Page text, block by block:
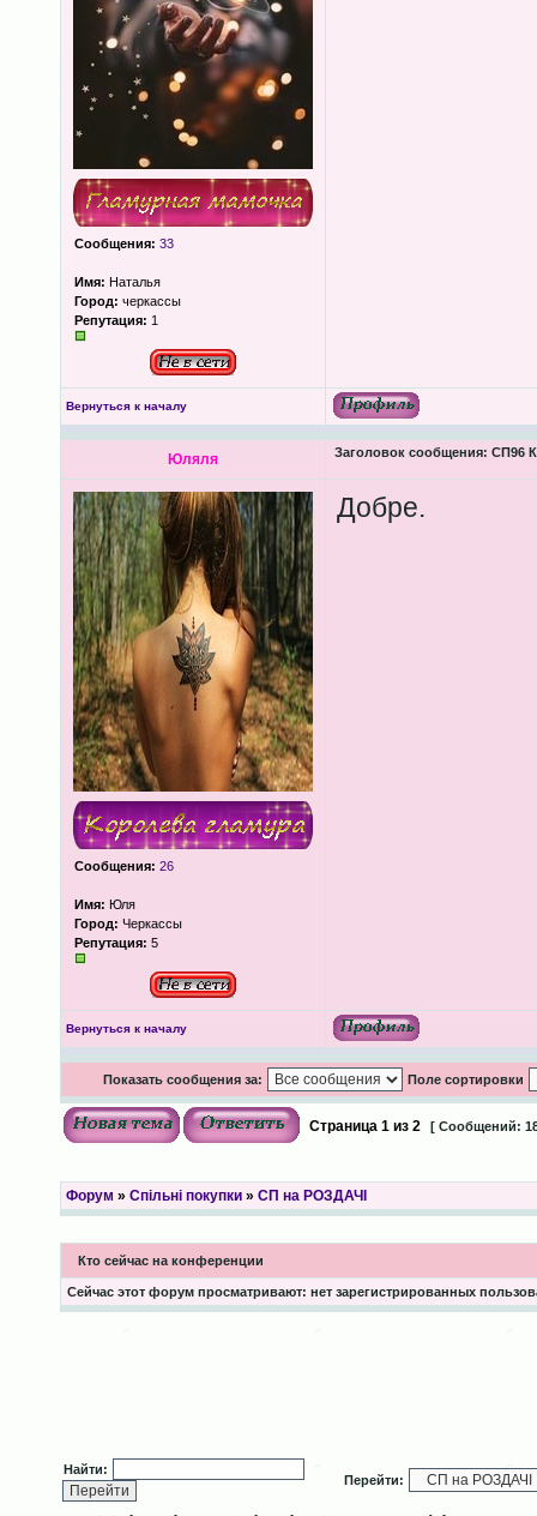
Сообщения: 33
Имя: Наталья
Город: черкассы
Репутация: 1
Вернуться к началу
Юляля Заголовок сообщения: СП96
Сообщения: 26
Имя: Юля
Город: Черкассы
Репутация: 5
Добре.
Вернуться к началу
Показать сообщения за: Поле сортировки
Страница 1из 2 [ Сообщений:
Форум » Спільні покупки» СП на РОЗДАЧІ
Кто сейчас на конференции
Сейчас этот форум просматривают: нет зарегистрированных
Найти:
Перейти: